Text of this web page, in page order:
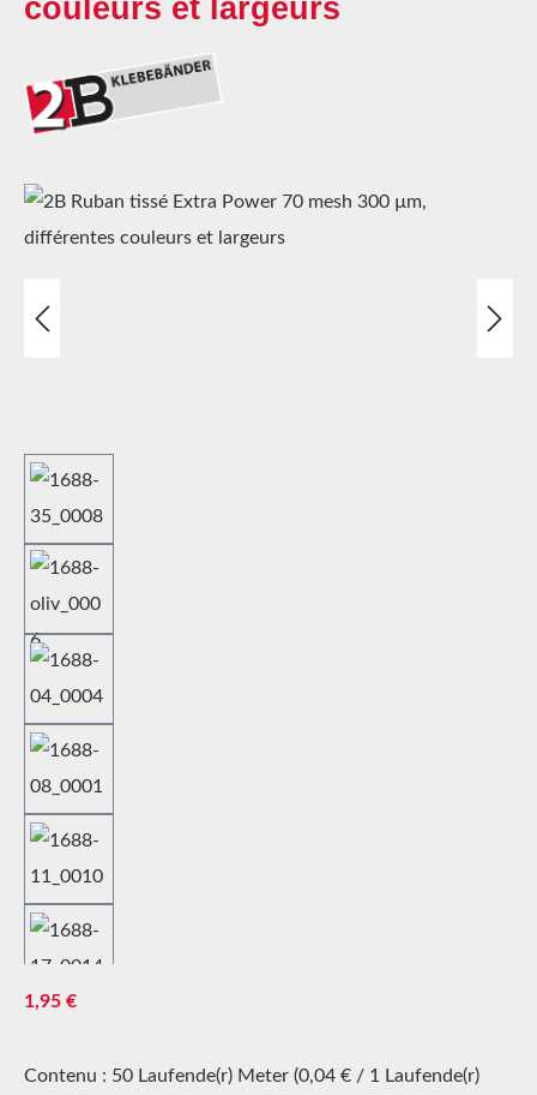
couleurs et largeurs
Ignorer la galerie d'images
Prix régulier :
1,95 €
Contenu : 50 Laufende(r) Meter (0,04 € / 1 Laufende(r)